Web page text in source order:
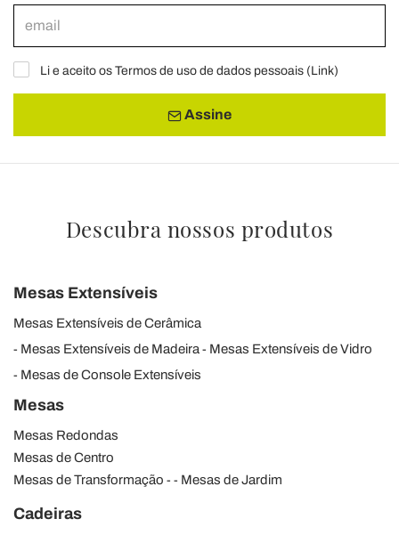
Li e aceito os Termos de uso de dados pessoais (Link)
Assine
Descubra nossos produtos
Mesas Extensíveis
Mesas Extensíveis de Cerâmica
Mesas Extensíveis de Madeira
Mesas Extensíveis de Vidro
Mesas de Console Extensíveis
Mesas
Mesas Redondas
Mesas de Centro
Mesas de Transformação
Mesas de Jardim
Cadeiras